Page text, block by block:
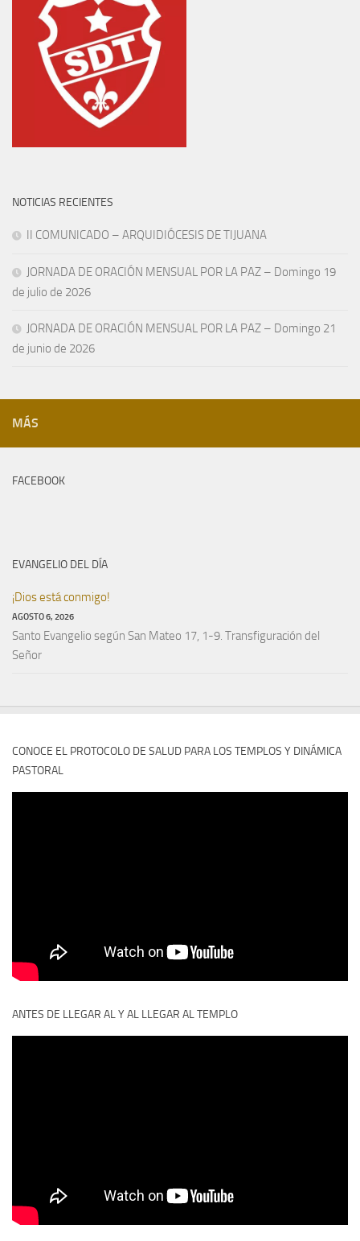
NOTICIAS RECIENTES
II COMUNICADO – ARQUIDIÓCESIS DE TIJUANA
JORNADA DE ORACIÓN MENSUAL POR LA PAZ – Domingo 19
de julio de 2026
JORNADA DE ORACIÓN MENSUAL POR LA PAZ – Domingo 21
de junio de 2026
MÁS
FACEBOOK
EVANGELIO DEL DÍA
¡Dios está conmigo!
AGOSTO 6, 2026
Santo Evangelio según San Mateo 17, 1-9. Transfiguración del
Señor
CONOCE EL PROTOCOLO DE SALUD PARA LOS TEMPLOS Y DINÁMICA
PASTORAL
ANTES DE LLEGAR AL Y AL LLEGAR AL TEMPLO